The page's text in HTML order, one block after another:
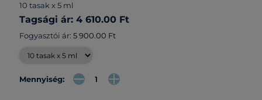
10 tasak x 5 ml
Tagsági ár: 4 610.00 Ft
Fogyasztói ár: 5 900.00 Ft
Mennyiség: